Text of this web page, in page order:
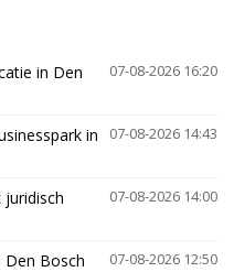
07-08-2026 16:20
in Den
07-08-2026 14:43
in
07-08-2026 14:00
juridisch
07-08-2026 12:50
Den Bosch